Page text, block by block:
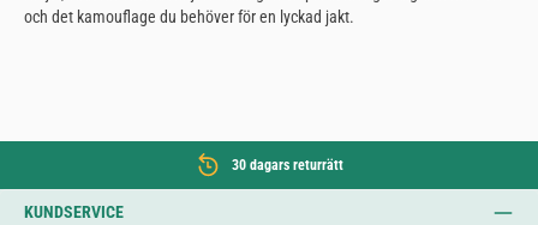
och det kamouflage du behöver för en lyckad jakt.
30 dagars returrätt
KUNDSERVICE